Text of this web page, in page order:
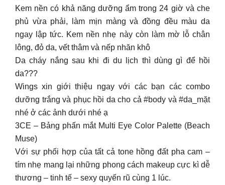
Kem nền có khả năng dưỡng ẩm trong 24 giờ và che
phủ vừa phải, làm mịn màng và đồng đều màu da
ngay lập tức. Kem nền nhẹ này còn làm mờ lỗ chân
lông, đỏ da, vết thâm và nếp nhăn khô
Da cháy nắng sau khi đi du lịch thì dùng gì để hồi
da???
Wings xin giới thiệu ngay với các bạn các combo
dưỡng trắng và phục hồi da cho cả #body và #da_mặt
nhé ở các ảnh dưới nhé ạ
3CE – Bảng phấn mắt Multi Eye Color Palette (Beach
Muse)
Với sự phối hợp của tất cả tone hồng đất pha cam –
tím nhẹ mang lại những phong cách makeup cực kì dễ
thương – tinh tế – sexy quyến rũ cùng 1 lúc.